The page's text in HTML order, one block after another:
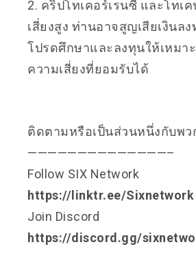
2. คริปโทเคอร์เรนซี และโทเ
เสี่ยงสูง ท่านอาจสูญเสียเงินล
โปรดศึกษาและลงทุนให้เหมา
ความเสี่ยงที่ยอมรับได้
ติดตามหรือเป็นส่วนหนึ่งกับพว
——————————————–
Follow SIX Network
https://linktr.ee/Sixnetwork
Join Discord
https://discord.gg/